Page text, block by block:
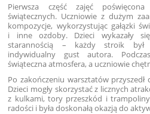
Pierwsza część zajęć poświęcona
świątecznych. Uczniowiez dużym
kompozycje, wykorzystując gałązki
i inne ozdoby. Dzieci wykazały
starannością – każdy stroik był
indywidualny gust autora.
świąteczna atmosfera, a uczniowie
Po zakończeniu warsztatów przyszedł
Dzieci mogły skorzystać z licznych
z kulkami, tory przeszkód i
radości i była doskonałą okazją do